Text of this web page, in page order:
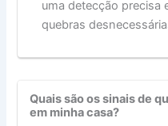
uma detecção precisa
quebras
Quais são os sinais de
em minha casa?